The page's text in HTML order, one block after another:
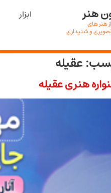
هنر
هنر های
و شنیداری
ابزار
عقیله
هنری عقیله